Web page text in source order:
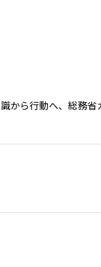
から行動へ、総務省